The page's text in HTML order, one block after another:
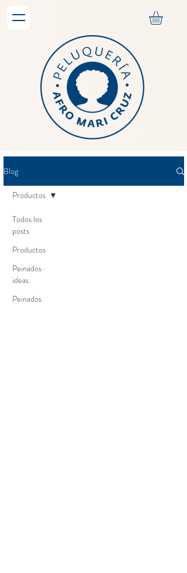
Blog
Todos los
posts
Productos
Peinados ·
ideas
Peinados
Productos